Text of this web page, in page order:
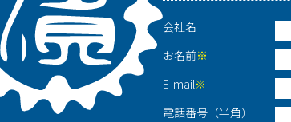
会社名
お名前※
E-mail※
電話番号（半角）